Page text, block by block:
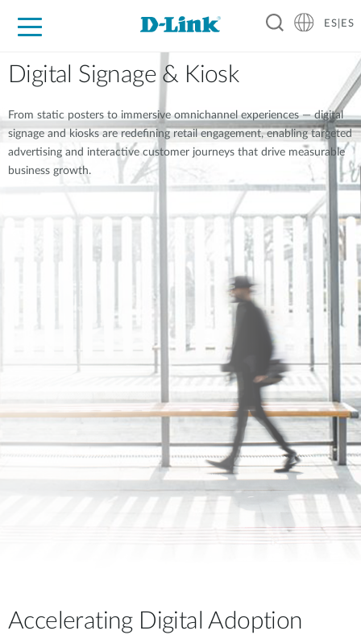
Hogar Digital
Empresas
Industria
Soporte
Resources
Partners
ES|ES
Digital Signage & Kiosk
From static posters to immersive omnichannel experiences — digital
signage and kiosks are redefining retail engagement, enabling targeted
advertising and interactive customer journeys that drive measurable
business growth.
Accelerating Digital Adoption